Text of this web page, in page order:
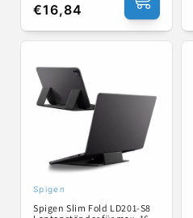
Normaler
Preis
€16,84
Anbieter:
Spigen
Spigen Slim Fold LD201-S8